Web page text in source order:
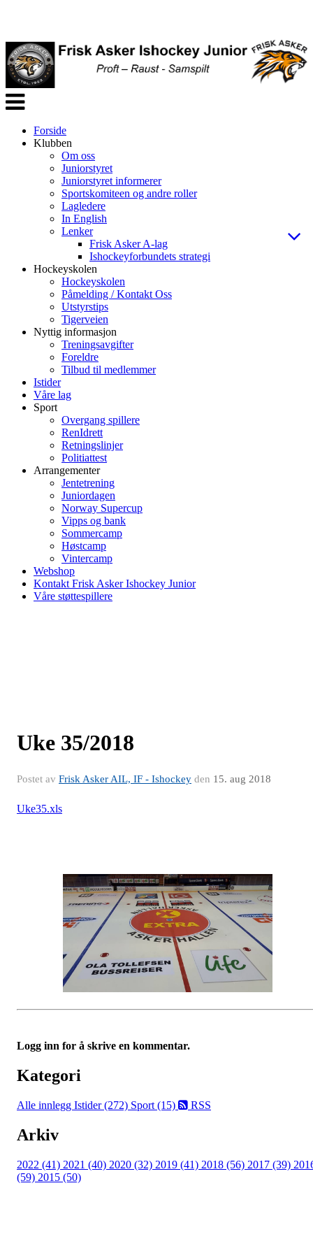
Veksle
navigasjon
Forside
Klubben
Om oss
Juniorstyret
Juniorstyret informerer
Sportskomiteen og andre roller
Lagledere
In English
Lenker
Frisk Asker A-lag
Ishockeyforbundets strategi
Hockeyskolen
Hockeyskolen
Påmelding / Kontakt Oss
Utstyrstips
Tigerveien
Nyttig informasjon
Treningsavgifter
Foreldre
Tilbud til medlemmer
Istider
Våre lag
Sport
Overgang spillere
RenIdrett
Retningslinjer
Politiattest
Arrangementer
Jentetrening
Juniordagen
Norway Supercup
Vipps og bank
Sommercamp
Høstcamp
Vintercamp
Webshop
Kontakt Frisk Asker Ishockey Junior
Våre støttespillere
Uke 35/2018
Postet av Frisk Asker AIL, IF - Ishockey den 15. aug 2018
Uke35.xls
Logg inn for å skrive en kommentar.
Kategori
Alle innlegg Istider (272) Sport (15) RSS
Arkiv
2022 (41) 2021 (40) 2020 (32) 2019 (41) 2018 (56) 2017 (39)
(59) 2015 (50)